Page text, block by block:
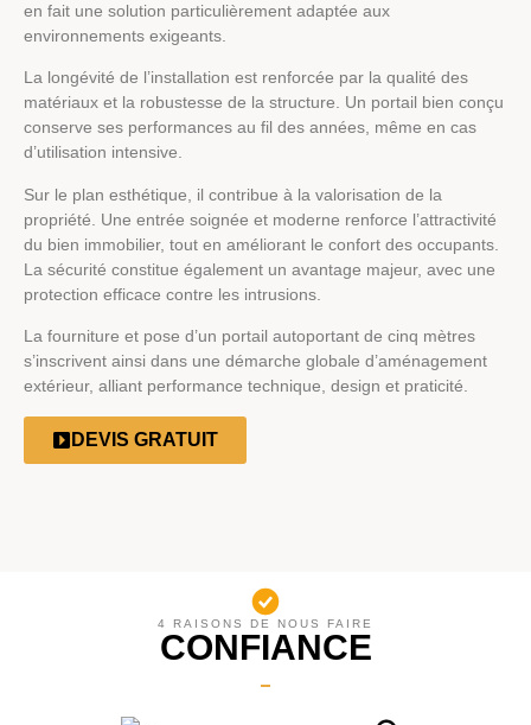
en fait une solution particulièrement adaptée aux
environnements exigeants.
La longévité de l’installation est renforcée par la qualité des
matériaux et la robustesse de la structure. Un portail bien conçu
conserve ses performances au fil des années, même en cas
d’utilisation intensive.
Sur le plan esthétique, il contribue à la valorisation de la
propriété. Une entrée soignée et moderne renforce l’attractivité
du bien immobilier, tout en améliorant le confort des occupants.
La sécurité constitue également un avantage majeur, avec une
protection efficace contre les intrusions.
La fourniture et pose d’un portail autoportant de cinq mètres
s’inscrivent ainsi dans une démarche globale d’aménagement
extérieur, alliant performance technique, design et praticité.
DEVIS GRATUIT
4 RAISONS DE NOUS FAIRE
CONFIANCE